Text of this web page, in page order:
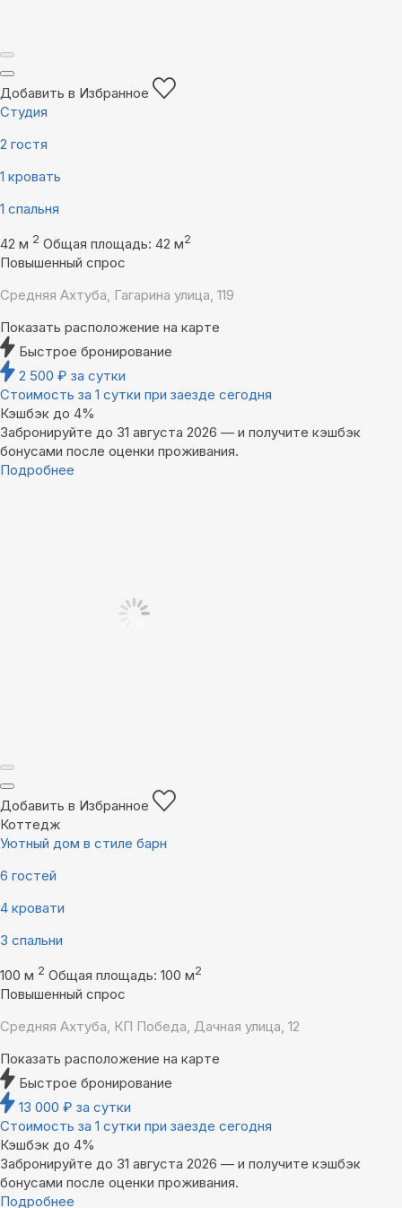
Добавить в Избранное
Студия
2 гостя
1 кровать
1 спальня
42 м 2 Общая площадь: 42 м2
Повышенный спрос
Средняя Ахтуба, Гагарина улица, 119
Показать расположение на карте
Быстрое бронирование
2 500 ₽ за сутки
Стоимость за 1 сутки при заезде сегодня
Кэшбэк до 4%
Забронируйте до 31 августа 2026 — и получите кэшбэк
бонусами после оценки проживания.
Подробнее
Добавить в Избранное
Коттедж
Уютный дом в стиле барн
6 гостей
4 кровати
3 спальни
100 м 2 Общая площадь: 100 м2
Повышенный спрос
Средняя Ахтуба, КП Победа, Дачная улица, 12
Показать расположение на карте
Быстрое бронирование
13 000 ₽ за сутки
Стоимость за 1 сутки при заезде сегодня
Кэшбэк до 4%
Забронируйте до 31 августа 2026 — и получите кэшбэк
бонусами после оценки проживания.
Подробнее